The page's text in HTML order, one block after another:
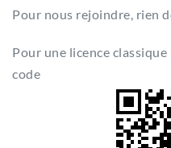
Pour nous rejoindre, rien
Pour une licence
code